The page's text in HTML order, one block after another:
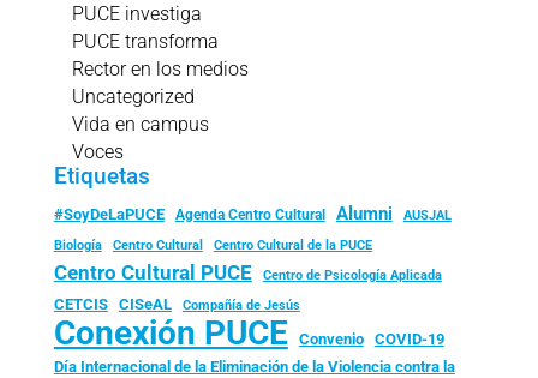
PUCE investiga
PUCE transforma
Rector en los medios
Uncategorized
Vida en campus
Voces
Etiquetas
#SoyDeLaPUCE Agenda Centro Cultural Alumni
AUSJAL
Biología
Centro Cultural Centro Cultural de la PUCE
Centro Cultural PUCE Centro de Psicología Aplicada
CETCIS CISeAL Compañía de Jesús
Conexión PUCE Convenio
COVID-19
Día Internacional de la Eliminación de la Violencia contra la